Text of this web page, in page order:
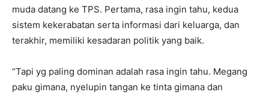
muda datang ke TPS. Pertama, rasa ingin tahu, kedua
sistem kekerabatan serta informasi dari keluarga, dan
terakhir, memiliki kesadaran politik yang baik.
“Tapi yg paling dominan adalah rasa ingin tahu. Megang
paku gimana, nyelupin tangan ke tinta gimana dan